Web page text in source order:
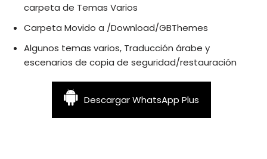
carpeta de Temas Varios
Carpeta Movido a /Download/GBThemes
Algunos temas varios, Traducción árabe y
escenarios de copia de seguridad/restauración
Descargar WhatsApp Plus